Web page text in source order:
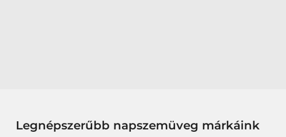
Legnépszerűbb napszemüveg márkáink